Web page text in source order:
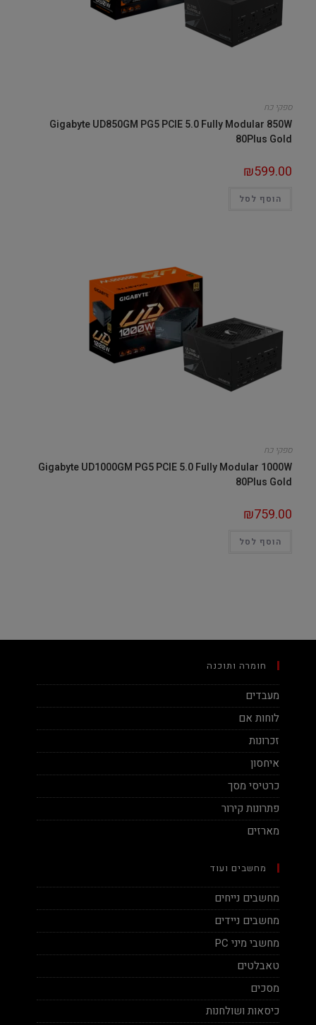
ספקי כח
Gigabyte UD850GM PG5 PCIE 5.0 Fully Modular 850W
80Plus Gold
₪599.00
הוסף לסל
ספקי כח
Gigabyte UD1000GM PG5 PCIE 5.0 Fully Modular 1000W
80Plus Gold
₪759.00
הוסף לסל
חומרה ותוכנה
מעבדים
לוחות אם
זכרונות
איחסון
כרטיסי מסך
פתרונות קירור
מארזים
מחשבים ועוד
מחשבים נייחים
מחשבים ניידים
מחשבי מיני PC
טאבלטים
מסכים
כיסאות ושולחנות